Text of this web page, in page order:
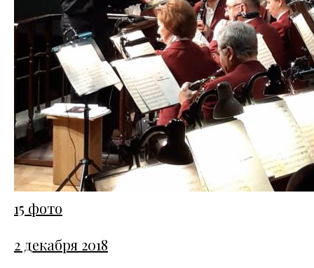
15 фото
2 декабря 2018